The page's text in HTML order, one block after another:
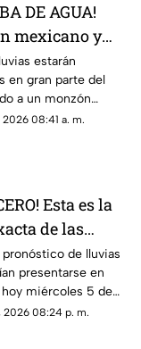
DE AGUA!
mexicano y
FUERTES
afectará a
estarán
en gran parte del
a un monzón
y onda tropical; en
08:41 a. m.
Esta es la
de las
el estado de
hoy 5 de
2026
de lluvias
presentarse en
hoy miércoles 5 de
2026, así como la
2026 08:24 p. m.